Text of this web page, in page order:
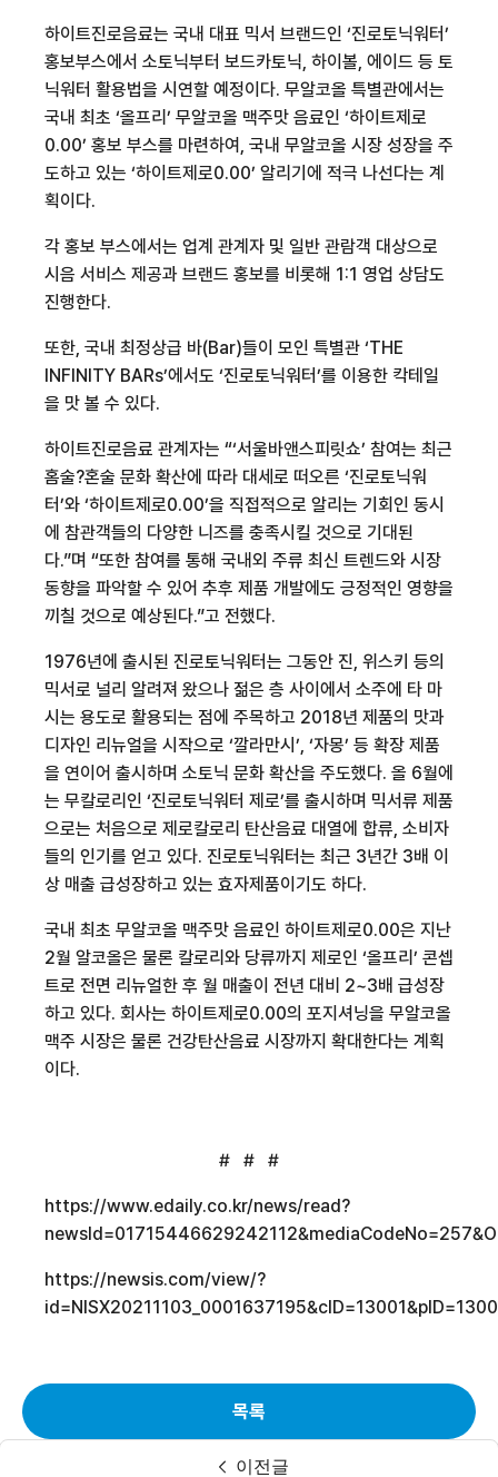
하이트진로음료는 국내 대표 믹서 브랜드인 ‘진로토닉워터’
홍보부스에서 소토닉부터 보드카토닉, 하이볼, 에이드 등 토
닉워터 활용법을 시연할 예정이다. 무알코올 특별관에서는
국내 최초 ‘올프리’ 무알코올 맥주맛 음료인 ‘하이트제로
0.00’ 홍보 부스를 마련하여 , 국내 무알코올 시장 성장을 주
도하고 있는 ‘하이트제로0.00’ 알리기에 적극 나선다는 계
획이다.
각 홍보 부스에서는 업계 관계자 및 일반 관람객 대상으로
시음 서비스 제공과 브랜드 홍보를 비롯해 1:1 영업 상담도
진행한다.
또한, 국내 최정상급 바(Bar)들이 모인 특별관 ‘THE
INFINITY BARs’에서도 ‘진로토닉워터’를 이용한 칵테일
을 맛 볼 수 있다.
하이트진로음료 관계자는 “‘서울바앤스피릿쇼’ 참여는 최근
홈술?혼술 문화 확산에 따라 대세로 떠오른 ‘진로토닉워
터’와 ‘하이트제로0.00’을 직접적으로 알리는 기회인 동시
에 참관객들의 다양한 니즈를 충족시킬 것으로 기대된
다.”며 “또한 참여를 통해 국내외 주류 최신 트렌드와 시장
동향을 파악할 수 있어 추후 제품 개발에도 긍정적인 영향을
끼칠 것으로 예상된다.”고 전했다.
1976년에 출시된 진로토닉워터는 그동안 진, 위스키 등의
믹서로 널리 알려져 왔으나 젊은 층 사이에서 소주에 타 마
시는 용도로 활용되는 점에 주목하고 2018년 제품의 맛과
디자인 리뉴얼을 시작으로 ‘깔라만시’, ‘자몽’ 등 확장 제품
을 연이어 출시하며 소토닉 문화 확산을 주도했다. 올 6월에
는 무칼로리인 ‘진로토닉워터 제로’를 출시하며 믹서류 제품
으로는 처음으로 제로칼로리 탄산음료 대열에 합류, 소비자
들의 인기를 얻고 있다. 진로토닉워터는 최근 3년간 3배 이
상 매출 급성장하고 있는 효자제품이기도 하다.
국내 최초 무알코올 맥주맛 음료인 하이트제로0.00은 지난
2월 알코올은 물론 칼로리와 당류까지 제로인 ‘올프리’ 콘셉
트로 전면 리뉴얼한 후 월 매출이 전년 대비 2~3배 급성장
하고 있다. 회사는 하이트제로0.00의 포지셔닝을 무알코올
맥주 시장은 물론 건강탄산음료 시장까지 확대한다는 계획
이다.
# # #
https://www.edaily.co.kr/news/read?
https://newsis.com/view/?
이전글
목록